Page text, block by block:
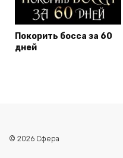
Покорить босса за 60
дней
© 2026 Сфера